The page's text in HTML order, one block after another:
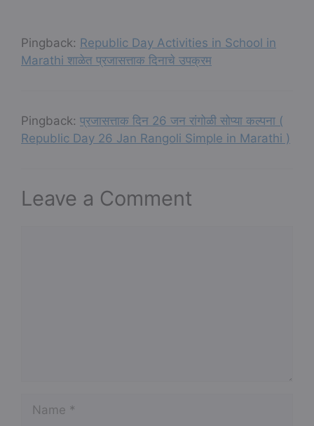
Pingback: Republic Day Activities in School in
Marathi शाळेत प्रजासत्ताक दिनाचे उपक्रम
Pingback: प्रजासत्ताक दिन 26 जन रांगोळी सोप्या कल्पना (
Republic Day 26 Jan Rangoli Simple in Marathi )
Leave a Comment